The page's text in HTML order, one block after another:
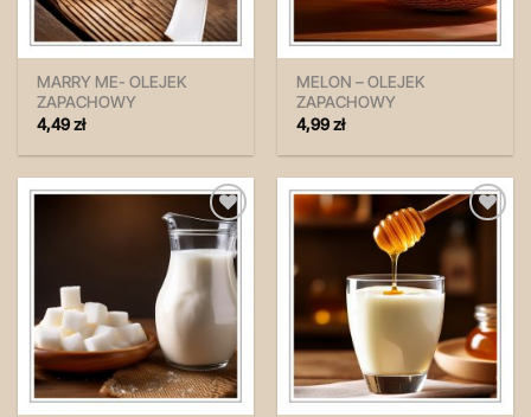
MARRY ME- OLEJEK
ZAPACHOWY
4,49zł
MELON – OLEJEK
ZAPACHOWY
4,99zł
Zapisz
na
później!
Zapisz
na
później!